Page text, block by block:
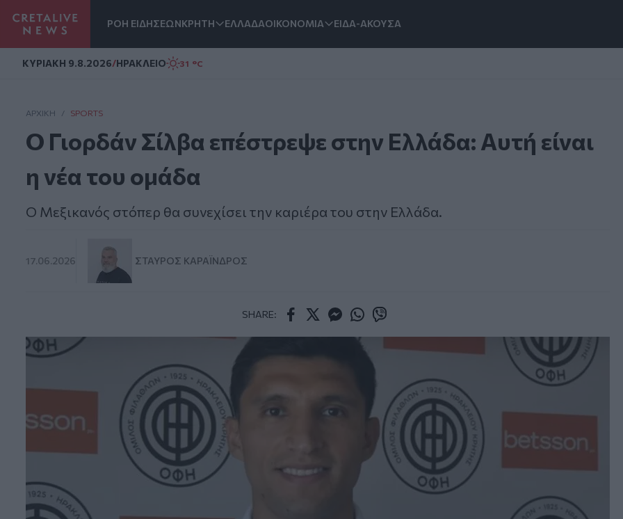
ΡΟΗ ΕΙΔΗΣΕΩΝΚΡΗΤΗ ΕΛΛΑΔΑΟΙΚΟΝΟΜΙΑ ΕΙΔΑ-ΑΚΟΥΣΑ
ΚΥΡΙΑΚΗ 9.8.2026/ΗΡΑΚΛΕΙΟ 31 °C
ΑΡΧΙΚΗ / SPORTS
Ο Γιορδάν Σίλβα επέστρεψε στην Ελλάδα: Αυτή είναι
η νέα του ομάδα
Ο Μεξικανός στόπερ θα συνεχίσει την καριέρα του στην Ελλάδα.
17.06.2026 ΣΤΑΎΡΟΣ ΚΑΡΑΪ́ΝΔΡΟΣ
SHARE: